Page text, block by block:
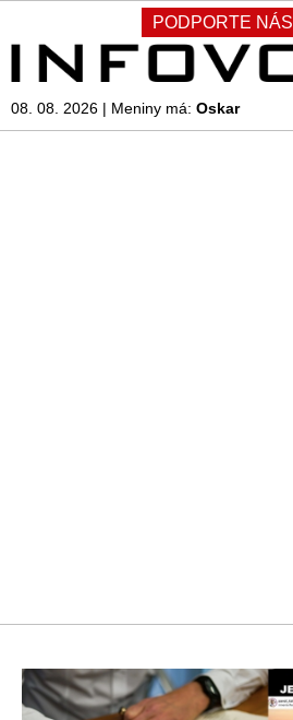
PODPORTE NÁS
08. 08. 2026 | Meniny má: Oskar